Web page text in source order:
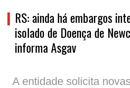
RS: ainda há embargos
isolado de Doença de
informa Asgav
A entidade solicita